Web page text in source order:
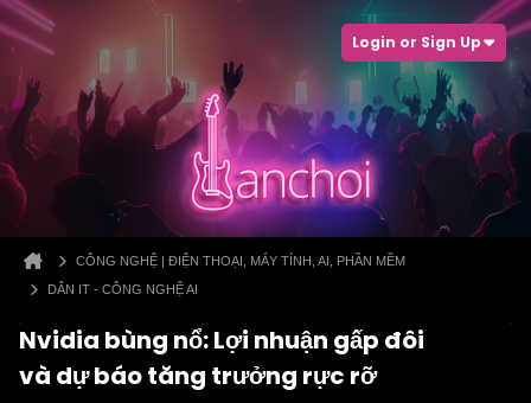
Login or Sign Up
CÔNG NGHỆ | ĐIỆN THOẠI, MÁY TÍNH, AI, PHẦN MỀM
DÂN IT - CÔNG NGHỆ AI
Nvidia bùng nổ: Lợi nhuận gấp đôi
và dự báo tăng trưởng rực rỡ